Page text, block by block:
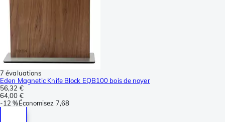
7 évaluations
Eden Magnetic Knife Block EQB100 bois de noyer
56,32 €
64,00 €
-12 %Économisez 7,68